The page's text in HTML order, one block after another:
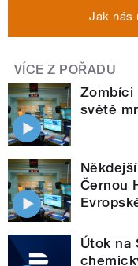
Jak nás
VÍCE Z POŘADU
Zombíci
světě
Černou
Útok na